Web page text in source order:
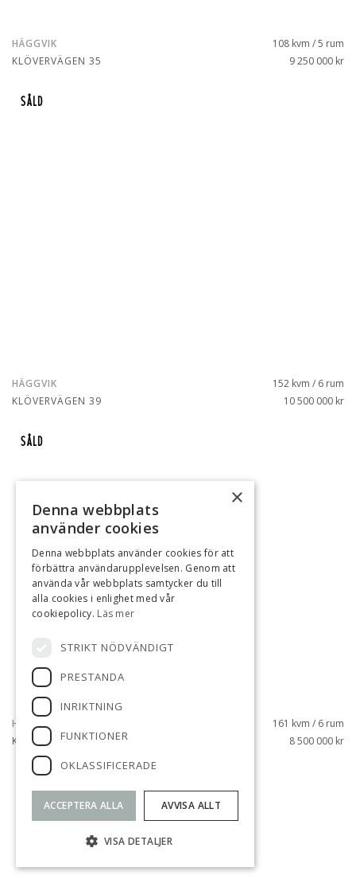
HÄGGVIK
KLÖVERVÄGEN 35
108 kvm / 5 rum
9 250 000 kr
SÅLD
HÄGGVIK
KLÖVERVÄGEN 39
152 kvm / 6 rum
10 500 000 kr
SÅLD
HELENELUND, SOLLENTUNA
KARLAVÄGEN 8B
161 kvm / 6 rum
8 500 000 kr
×
Denna webbplats
använder cookies
Denna webbplats använder cookies för att
förbättra användarupplevelsen. Genom att
använda vår webbplats samtycker du till
alla cookies i enlighet med vår
cookiepolicy. Läs mer
STRIKT NÖDVÄNDIGT
PRESTANDA
INRIKTNING
FUNKTIONER
OKLASSIFICERADE
ACCEPTERA ALLA AVVISA ALLT
VISA DETALJER